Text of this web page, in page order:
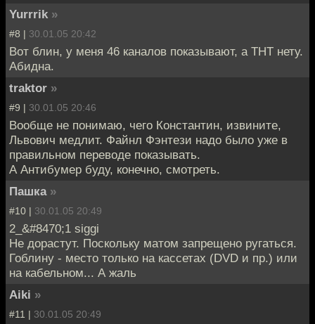
Yurrrik »
#8 | 30.01.05 20:42
Вот блин, у меня 46 каналов показывают, а ТНТ нету.
Абидна.
traktor »
#9 | 30.01.05 20:46
Вообще не понимаю, чего Константин, извините,
Львович медлит. Файнл Фэнтези надо было уже в
правильном переводе показывать.
А Антибумер буду, конечно, смотреть.
Пашка »
#10 | 30.01.05 20:49
2_&#8470;1 siggi
Не дорастут. Поскольку матом запрещено ругаться.
Гоблину - место только на кассетах (DVD и пр.) или
на кабельном... А жаль
Aiki »
#11 | 30.01.05 20:49